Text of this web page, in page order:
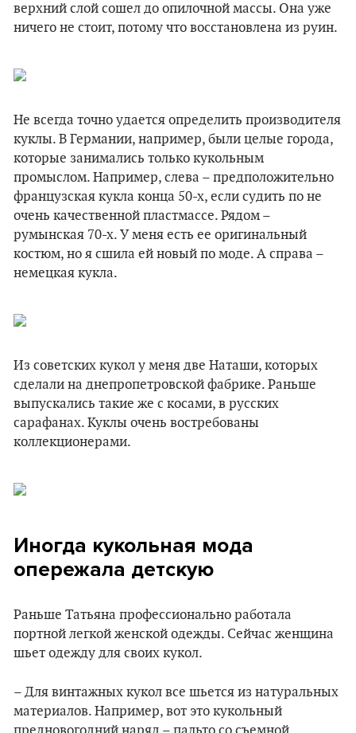
верхний слой сошел до опилочной массы. Она уже
ничего не стоит, потому что восстановлена из руин.
Не всегда точно удается определить производителя
куклы. В Германии, например, были целые города,
которые занимались только кукольным
промыслом. Например, слева – предположительно
французская кукла конца 50-х, если судить по не
очень качественной пластмассе. Рядом –
румынская 70-х. У меня есть ее оригинальный
костюм, но я сшила ей новый по моде. А справа –
немецкая кукла.
Из советских кукол у меня две Наташи, которых
сделали на днепропетровской фабрике. Раньше
выпускались такие же с косами, в русских
сарафанах. Куклы очень востребованы
коллекционерами.
Иногда кукольная мода
опережала детскую
Раньше Татьяна профессионально работала
портной легкой женской одежды. Сейчас женщина
шьет одежду для своих кукол.
– Для винтажных кукол все шьется из натуральных
материалов. Например, вот это кукольный